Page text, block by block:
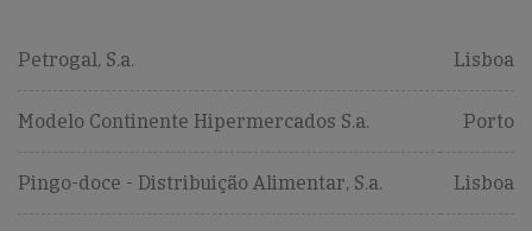
Petrogal, S.a. Lisboa
Modelo Continente Hipermercados S.a. Porto
Pingo-doce - Distribuição Alimentar, S.a. Lisboa